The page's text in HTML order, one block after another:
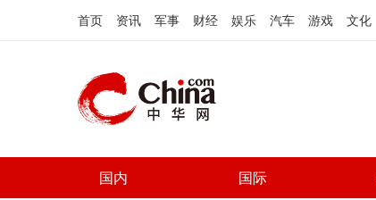
首页 资讯 军事 财经 娱乐 汽车 游戏 文化
国内 国际